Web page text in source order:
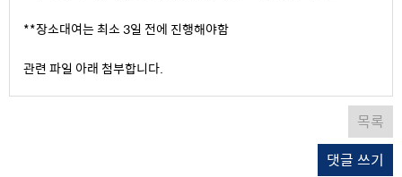
**장소대여는 최소 3일 전에 진행해야함
관련 파일 아래 첨부합니다.
목록
댓글 쓰기